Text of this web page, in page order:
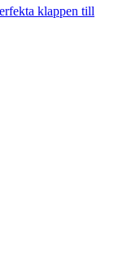
klappen till